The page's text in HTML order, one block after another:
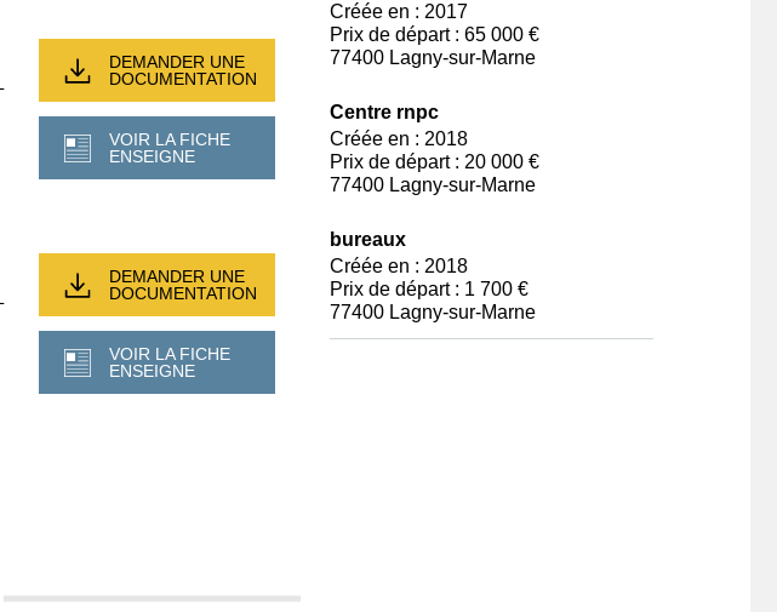
DEMANDER UNE
DOCUMENTATION
VOIR LA FICHE
ENSEIGNE
DEMANDER UNE
DOCUMENTATION
VOIR LA FICHE
ENSEIGNE
Créée en : 2017
Prix de départ : 65 000 €
77400 Lagny-sur-Marne
Centre rnpc
Créée en : 2018
Prix de départ : 20 000 €
77400 Lagny-sur-Marne
bureaux
Créée en : 2018
Prix de départ : 1 700 €
77400 Lagny-sur-Marne